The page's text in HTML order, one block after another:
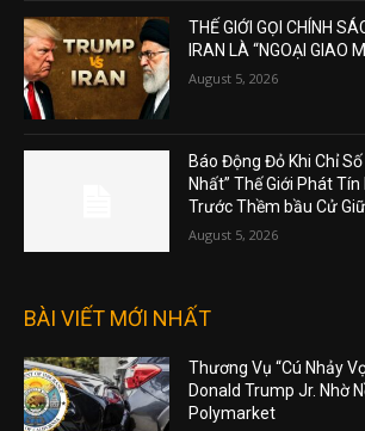
THẾ GIỚI GỌI CHÍNH
IRAN LÀ “NGOẠI GIAO
August 5, 2026
Báo Động Đỏ Khi Chỉ
Nhất” Thế Giới Phát
Trước Thềm bầu Cử
August 5, 2026
BÀI VIẾT MỚI NHẤT
Thương Vụ “Cú Nhảy
Donald Trump Jr. Nhờ
Polymarket